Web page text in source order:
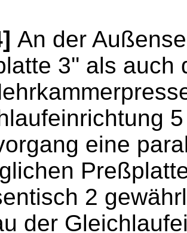
An der
3'' als auch
eine
2
der